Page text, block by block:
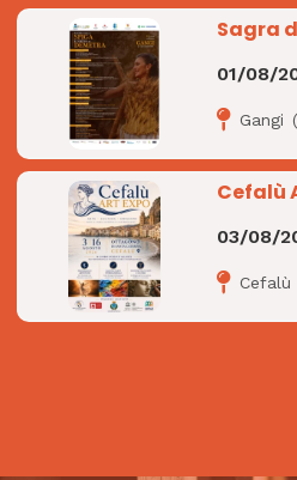
Sagra
01/08/
Gangi (
Cefalù
03/08/
Cefalù